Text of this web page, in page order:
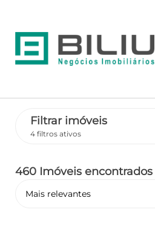
Filtrar imóveis
4 filtros ativos
460 Imóveis encontrados
Mais relevantes